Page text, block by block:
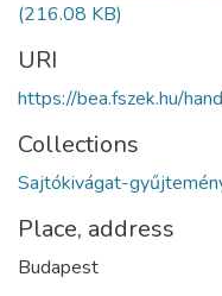
(216.08 KB)
URI
https://bea.fszek.hu/
Collections
Sajtókivágat-
Place, address
Budapest